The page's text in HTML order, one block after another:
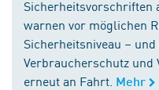
Sicherheitsvorschriften
warnen vor möglichen
Sicherheitsniveau –
Verbraucherschutz
erneut an Fahrt. Mehr